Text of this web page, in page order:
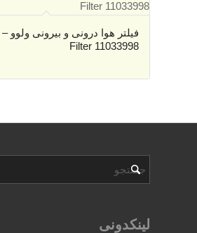
Filter 11033998
لینکدونی